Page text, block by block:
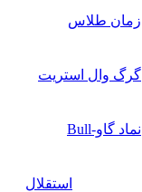
زمان طلاس
گرگ وال استریت
نماد گاو-Bull
استقلال